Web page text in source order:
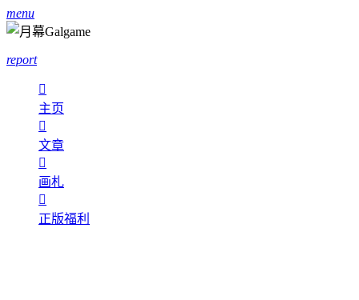
menu
report

主页

文章

画札

正版福利